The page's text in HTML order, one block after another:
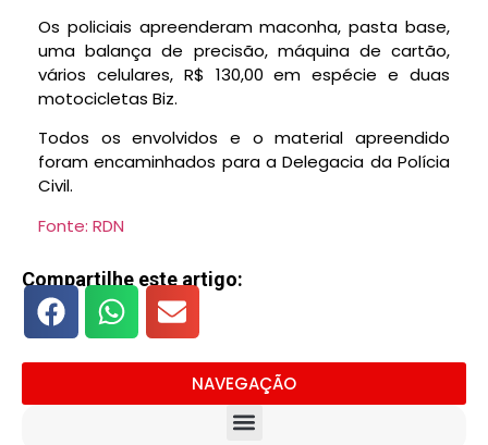
Os policiais apreenderam maconha, pasta base,
uma balança de precisão, máquina de cartão,
vários celulares, R$ 130,00 em espécie e duas
motocicletas Biz.
Todos os envolvidos e o material apreendido
foram encaminhados para a Delegacia da Polícia
Civil.
Fonte: RDN
Compartilhe este artigo:
NAVEGAÇÃO